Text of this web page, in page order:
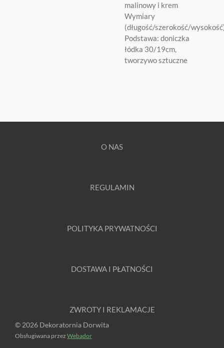
malinowy i krem
Wymiary
(długość/szerokość/
Podstawa: doniczka
łódka 30/19cm,
tworzywo sztuczne
O NAS
REGULAMIN
POLITYKA PRYWATNOŚCI
DOSTAWA I PŁATNOŚCI
ZWROTY I REKLAMACJE
© 2026 Dekoratornia Dorwita
Obsługiwana przez Webador